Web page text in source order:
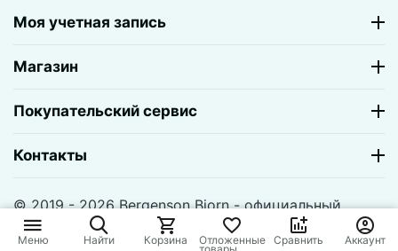
Моя учетная запись
Магазин
Покупательский сервис
Контакты
© 2019 - 2026 Bergenson Bjorn - официальный
магазин. На базе
CS-Cart и премиум темы —
© AB:
UniTheme2
Меню Найти Корзина Отложенные Сравнить Аккаунт